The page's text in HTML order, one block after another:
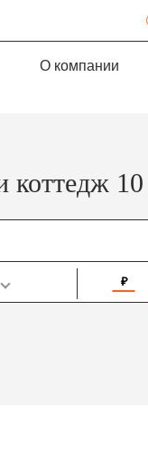
О компании
коттедж
₽